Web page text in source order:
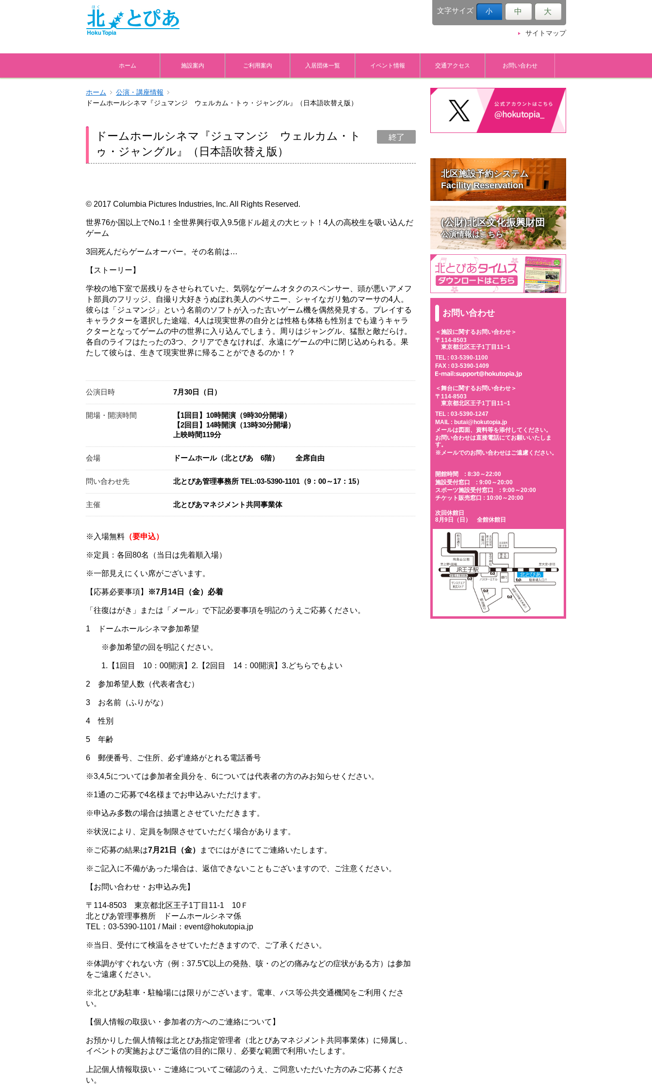
サイトマップ
文字サイズ 小 中 大
ホーム 施設案内 ご利用案内 入居団体一覧 イベント情報 交通アクセス お問い合わせ
ホーム
公演・講座情報
ドームホールシネマ『ジュマンジ ウェルカム・トゥ・ジャングル』（日本語吹替え版）
ドームホールシネマ『ジュマンジ ウェルカム・ト
ゥ・ジャングル』（日本語吹替え版）
© 2017 Columbia Pictures Industries, Inc. All Rights Reserved.
世界76か国以上でNo.1！全世界興行収入9.5億ドル超えの大ヒット！4人の高校生を吸い込んだ
ゲーム
3回死んだらゲームオーバー。その名前は…
【ストーリー】
​学校の地下室で居残りをさせられていた、気弱なゲームオタクのスペンサー、頭が悪いアメフ
ト部員のフリッジ、自撮り大好きうぬぼれ美人のベサニー、シャイなガリ勉のマーサの4人。
彼らは「ジュマンジ」という名前のソフトが入った古いゲーム機を偶然発見する。プレイする
キャラクターを選択した途端、4人は現実世界の自分とは性格も体格も性別までも違うキャラ
クターとなってゲームの中の世界に入り込んでしまう。周りはジャングル、猛獣と敵だらけ。
各自のライフはたったの3つ、クリアできなければ、永遠にゲームの中に閉じ込められる。果
たして彼らは、生きて現実世界に帰ることができるのか！？​​
公演日時 7月30日（日）
開場・開演時間
【1回目】10時開演（9時30分開場）
【2回目】14時開演（13時30分開場）
上映時間119分​​
会場 ドームホール（北とぴあ 6階） 全席自由
問い合わせ先 北とぴあ管理事務所 TEL:03-5390-1101（9：00～17：15）
主催 北とぴあマネジメント共同事業体
※入場無料 （要申込）
※定員：各回80名（当日は先着順入場）
※一部見えにくい席がございます。
【応募必要事項】 ※7月14日（金）必着
「往復はがき」または「メール」で下記必要事項を明記のうえご応募ください。
1 ドームホールシネマ参加希望
※参加希望の回を明記ください。
1.【1回目 10：00開演】2.【2回目 14：00開演】3.どちらでもよい
2 参加希望人数（代表者含む）
3 お名前（ふりがな）
4 性別
5 年齢
6 郵便番号、ご住所、必ず連絡がとれる電話番号
※3,4,5については参加者全員分を、6については代表者の方のみお知らせください。
※1通のご応募で4名様までお申込みいただけます。
※申込み多数の場合は抽選とさせていただきます。
※状況により、定員を制限させていただく場合があります。
※ご応募の結果は7月21日（金） までにはがきにてご連絡いたします。
※ご記入に不備があった場合は、返信できないこともございますので、ご注意ください。
【お問い合わせ・お申込み先】
〒114-8503 東京都北区王子1丁目11-1 10Ｆ
北とぴあ管理事務所 ドームホールシネマ係
TEL：03-5390-1101 / Mail：event@hokutopia.jp
※当日、受付にて検温をさせていただきますので、ご了承ください。
※体調がすぐれない方（例：37.5℃以上の発熱、咳・のどの痛みなどの症状がある方）は参加
をご遠慮ください。
※北とぴあ駐車・駐輪場には限りがございます。電車、バス等公共交通機関をご利用くださ
い。
【個人情報の取扱い・参加者の方へのご連絡について】
お預かりした個人情報は北とぴあ指定管理者（北とぴあマネジメント共同事業体）に帰属し、
イベントの実施およびご返信の目的に限り、必要な範囲で利用いたします。
上記個人情報取扱い・ご連絡についてご確認のうえ、ご同意いただいた方のみご応募くださ
い。​
北区施設予約システム
Facility Reservation
(公財)北区文化振興財団
公演情報はこちら
お問い合わせ
＜施設に関するお問い合わせ＞
〒114-8503
東京都北区王子1丁目11−1
TEL : 03-5390-1100
FAX : 03-5390-1409
＜舞台に関するお問い合わせ＞
〒114-8503
東京都北区王子1丁目11−1
TEL : 03-5390-1247
MAIL : butai@hokutopia.jp
メールは図面、資料等を添付してください。
お問い合わせは直接電話にてお願いいたしま
す。
※メールでのお問い合わせはご遠慮ください。
開館時間 : 8:30～22:00
施設受付窓口 : 9:00～20:00
スポーツ施設受付窓口 : 9:00～20:00
チケット販売窓口 : 10:00～20:00
次回休館日
8月9日（日） 全館休館日